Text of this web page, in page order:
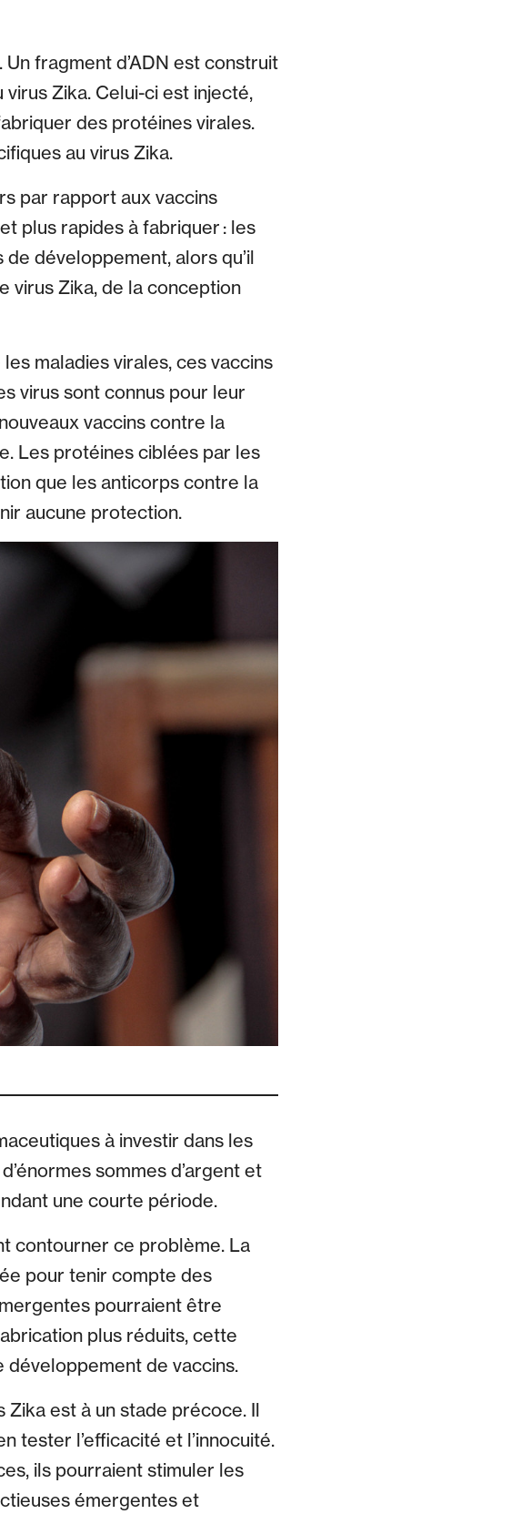
fragment d’ADN est construit
Zika. Celui-ci est injecté,
des protéines virales.
au virus Zika.
par rapport aux vaccins
plus rapides à fabriquer : les
développement, alors qu’il
virus Zika, de la conception
maladies virales, ces vaccins
virus sont connus pour leur
vaccins contre la
Les protéines ciblées par les
que les anticorps contre la
aucune protection.
à investir dans les
sommes d’argent et
une courte période.
contourner ce problème. La
pour tenir compte des
pourraient être
plus réduits, cette
de vaccins.
Zika est à un stade précoce. Il
tester l’efficacité et l’innocuité.
ils pourraient stimuler les
émergentes et